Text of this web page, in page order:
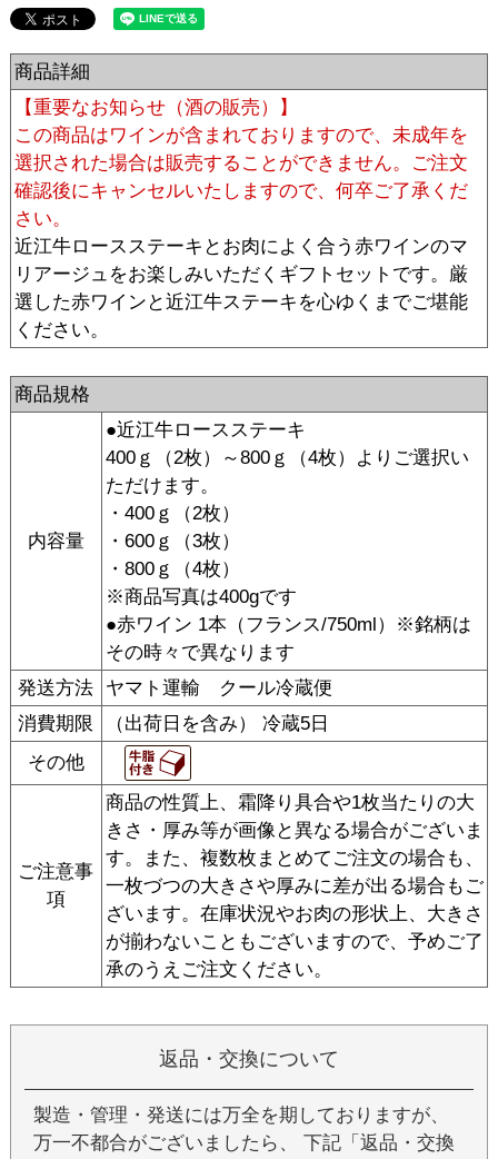
商品詳細
【重要なお知らせ（酒の販売）】
この商品はワインが含まれておりますので、未成年を
選択された場合は販売することができません。ご注文
確認後にキャンセルいたしますので、何卒ご了承くだ
さい。
近江牛ロースステーキとお肉によく合う赤ワインのマ
リアージュをお楽しみいただくギフトセットです。厳
選した赤ワインと近江牛ステーキを心ゆくまでご堪能
ください。
商品規格
内容量
●近江牛ロースステーキ
400ｇ（2枚）～800ｇ（4枚）よりご選択い
ただけます。
・400ｇ（2枚）
・600ｇ（3枚）
・800ｇ（4枚）
※商品写真は400gです
●赤ワイン 1本（フランス/750ml）※銘柄は
その時々で異なります
発送方法
ヤマト運輸 クール冷蔵便
消費期限
（出荷日を含み） 冷蔵5日
その他
ご注意事
項
商品の性質上、霜降り具合や1枚当たりの大
きさ・厚み等が画像と異なる場合がございま
す。また、複数枚まとめてご注文の場合も、
一枚づつの大きさや厚みに差が出る場合もご
ざいます。在庫状況やお肉の形状上、大きさ
が揃わないこともございますので、予めご了
承のうえご注文ください。
返品・交換について
製造・管理・発送には万全を期しておりますが、
万一不都合がございましたら、 下記「返品・交換